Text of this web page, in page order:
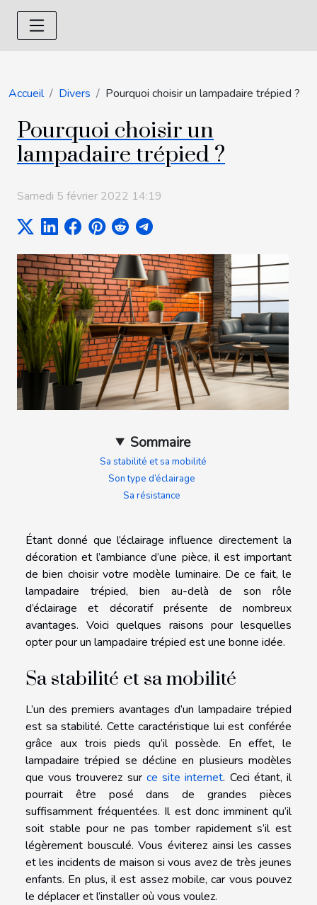
Accueil Divers Pourquoi choisir un lampadaire trépied ?
Pourquoi choisir un
lampadaire trépied ?
Samedi 5 février 2022 14:19
Sommaire
Sa stabilité et sa mobilité
Son type d’éclairage
Sa résistance
Étant donné que l’éclairage influence directement la
décoration et l’ambiance d’une pièce, il est important
de bien choisir votre modèle luminaire. De ce fait, le
lampadaire trépied, bien au-delà de son rôle
d’éclairage et décoratif présente de nombreux
avantages. Voici quelques raisons pour lesquelles
opter pour un lampadaire trépied est une bonne idée.
Sa stabilité et sa mobilité
L’un des premiers avantages d’un lampadaire trépied
est sa stabilité. Cette caractéristique lui est conférée
grâce aux trois pieds qu’il possède. En effet, le
lampadaire trépied se décline en plusieurs modèles
que vous trouverez sur ce site internet. Ceci étant, il
pourrait être posé dans de grandes pièces
suffisamment fréquentées. Il est donc imminent qu’il
soit stable pour ne pas tomber rapidement s’il est
légèrement bousculé. Vous éviterez ainsi les casses
et les incidents de maison si vous avez de très jeunes
enfants. En plus, il est assez mobile, car vous pouvez
le déplacer et l’installer où vous voulez.